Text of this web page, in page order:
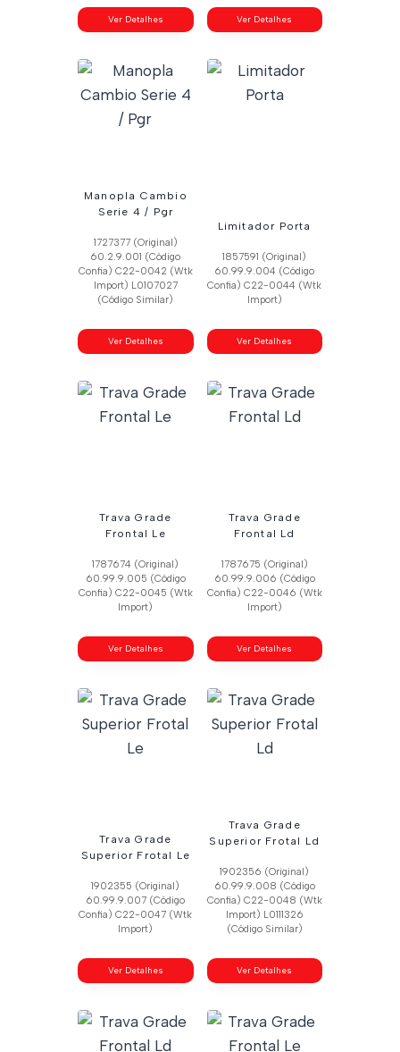
Ver Detalhes Ver Detalhes
Manopla Cambio
Serie 4 / Pgr
1727377 (Original)
60.2.9.001 (Código
Confia) C22-0042 (Wtk
Import) L0107027
(Código Similar)
Ver Detalhes
Limitador Porta
1857591 (Original)
60.99.9.004 (Código
Confia) C22-0044 (Wtk
Import)
Ver Detalhes
Trava Grade
Frontal Le
1787674 (Original)
60.99.9.005 (Código
Confia) C22-0045 (Wtk
Import)
Ver Detalhes
Trava Grade
Frontal Ld
1787675 (Original)
60.99.9.006 (Código
Confia) C22-0046 (Wtk
Import)
Ver Detalhes
Trava Grade
Superior Frotal Le
1902355 (Original)
60.99.9.007 (Código
Confia) C22-0047 (Wtk
Import)
Ver Detalhes
Trava Grade
Superior Frotal Ld
1902356 (Original)
60.99.9.008 (Código
Confia) C22-0048 (Wtk
Import) L0111326
(Código Similar)
Ver Detalhes